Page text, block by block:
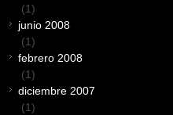
(1)
junio 2008
(1)
febrero 2008
(1)
diciembre 2007
(1)